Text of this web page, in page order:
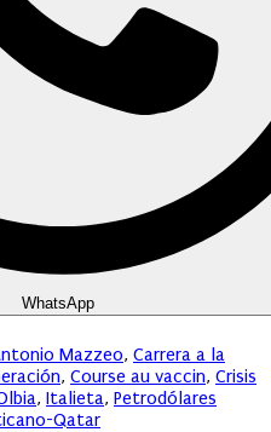
WhatsApp
Mazzeo, Carrera a la
, Course au vaccin, Crisis
, Italieta, Petrodólares
Qatar